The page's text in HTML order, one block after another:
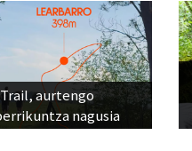
aurtengo
nagusia